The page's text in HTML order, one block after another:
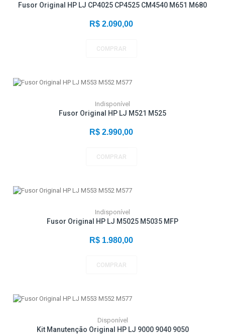
Fusor Original HP LJ CP4025 CP4525 CM4540 M651 M680
R$ 2.090,00
COMPRAR
Indisponível
Fusor Original HP LJ M521 M525
R$ 2.990,00
COMPRAR
Indisponível
Fusor Original HP LJ M5025 M5035 MFP
R$ 1.980,00
COMPRAR
Disponível
Kit Manutenção Original HP LJ 9000 9040 9050